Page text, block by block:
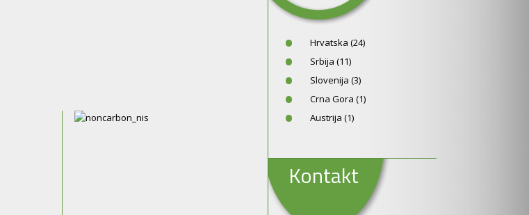
Hrvatska (24)
Srbija (11)
Slovenija (3)
Crna Gora (1)
Austrija (1)
Kontakt